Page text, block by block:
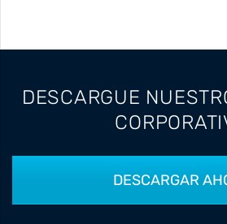
DESCARGUE
DESCARGAR